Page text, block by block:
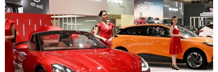
các vụ việc xâm phạm quyền sở hữu
trí tuệ
08/08/2026 04:29
Dắt chó đi dạo không đúng quy